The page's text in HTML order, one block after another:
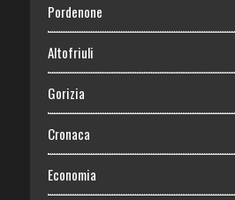
Pordenone
Altofriuli
Gorizia
Cronaca
Economia